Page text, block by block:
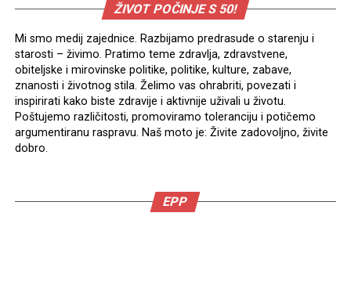
ŽIVOT POČINJE S 50!
Mi smo medij zajednice. Razbijamo predrasude o starenju i
starosti – živimo. Pratimo teme zdravlja, zdravstvene,
obiteljske i mirovinske politike, politike, kulture, zabave,
znanosti i životnog stila. Želimo vas ohrabriti, povezati i
inspirirati kako biste zdravije i aktivnije uživali u životu.
Poštujemo različitosti, promoviramo toleranciju i potičemo
argumentiranu raspravu. Naš moto je: Živite zadovoljno, živite
dobro.
EPP